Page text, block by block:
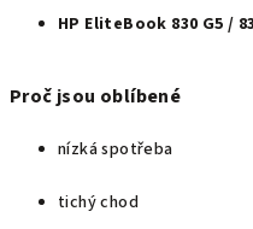
HP EliteBook 830 G5 /
Proč jsou oblíbené
nízká spotřeba
tichý chod